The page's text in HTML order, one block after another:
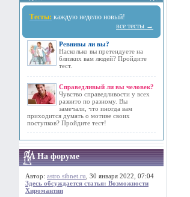
Тесты: каждую неделю новый!
все тесты →
Ревнивы ли вы?
Насколько вы претендуете на
близких вам людей? Пройдите
тест.
Справедливый ли вы человек?
Чувство справедливости у всех
развито по разному. Вы
замечали, что иногда вам
приходится думать о мотиве своих
поступков? Пройдите тест!
На форуме
Автор: astro.sibnet.ru , 30 января 2022, 07:04
Здесь обсуждается статья: Возможности
Хиромантии